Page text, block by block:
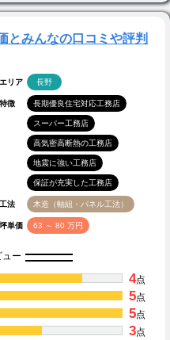
とみんなの口コミや評判
エリア 長野
特徴 長期優良住宅対応工務店
スーパー工務店
高気密高断熱の工務店
地震に強い工務店
保証が充実した工務店
工法 木造（軸組・パネル工法）
坪単価 63 ～ 80 万円
ー
4点
5点
5点
3点